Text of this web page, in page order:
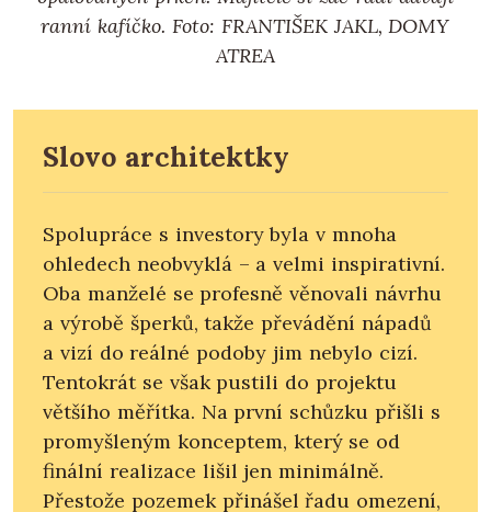
ranní kafíčko.Foto: FRANTIŠEK JAKL, DOMY
ATREA
Slovo architektky
Spolupráce s investory byla v mnoha
ohledech neobvyklá – a velmi inspirativní.
Oba manželé se profesně věnovali návrhu
a výrobě šperků, takže převádění nápadů
a vizí do reálné podoby jim nebylo cizí.
Tentokrát se však pustili do projektu
většího měřítka. Na první schůzku přišli s
promyšleným konceptem, který se od
finální realizace lišil jen minimálně.
Přestože pozemek přinášel řadu omezení,